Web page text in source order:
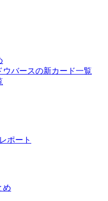
ウバースの新カード一覧
ポート
め